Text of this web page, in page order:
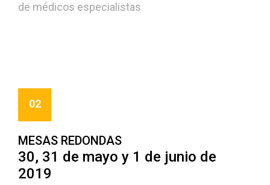
de médicos especialistas
02
MESAS REDONDAS
30, 31 de mayo y 1 de junio de
2019